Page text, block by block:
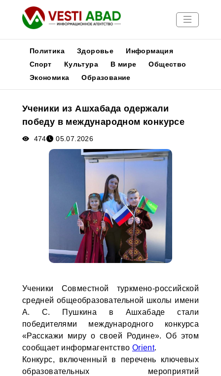
Новости
Медиа
Афиша
Политика Здоровье
Информация
Спорт
Культура В мире
Общество
Экономика
Образование
Ученики из Ашхабада одержали
победу в международном конкурсе
474 05.07.2026
Ученики Совместной туркмено-российской
средней общеобразовательной школы имени
А. С. Пушкина в Ашхабаде стали
победителями международного конкурса
«Расскажи миру о своей Родине». Об этом
сообщает информагентство Orient.
Конкурс, включенный в перечень ключевых
образовательных мероприятий